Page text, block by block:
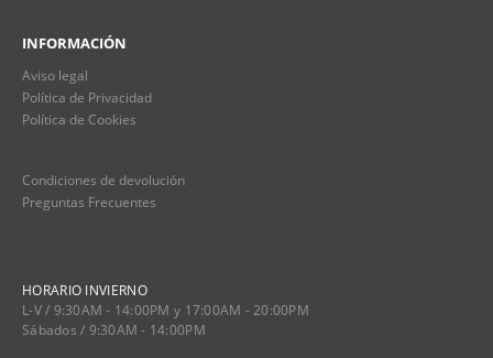
INFORMACIÓN
Aviso legal
Política de Privacidad
Política de Cookies
Condiciones de devolución
Preguntas Frecuentes
HORARIO INVIERNO
L-V / 9:30AM - 14:00PM y 17:00AM - 20:00PM
Sábados / 9:30AM - 14:00PM